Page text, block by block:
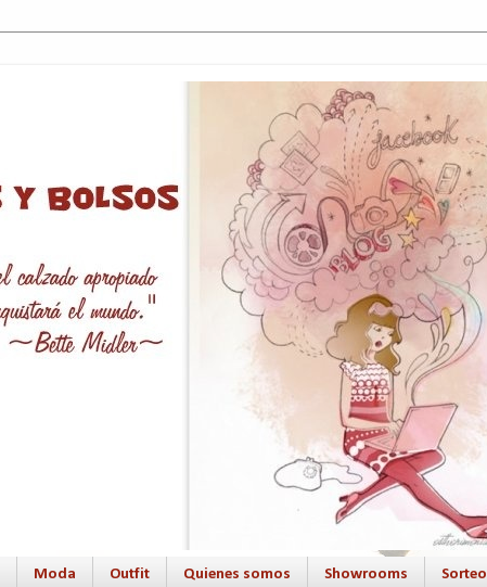
Moda Outfit Quienes somos Showrooms Sorteo